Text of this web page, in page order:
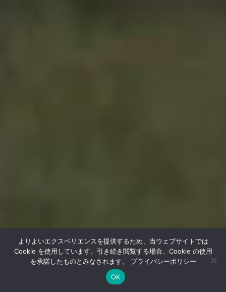
よりよいエクスペリエンスを提供するため、当ウェブサイトでは
Cookie を使用しています。引き続き閲覧する場合、Cookie の使用
を承諾したものとみなされます。 プライバシーポリシー
OK